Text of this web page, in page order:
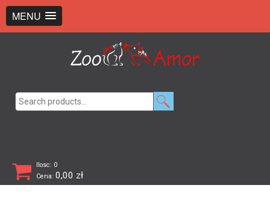
MENU
Ilosc: 0
Cena: 0,00 zł